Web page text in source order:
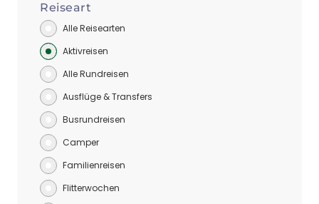
Reiseart
Alle Reisearten
Aktivreisen
Alle Rundreisen
Ausflüge & Transfers
Busrundreisen
Camper
Familienreisen
Flitterwochen